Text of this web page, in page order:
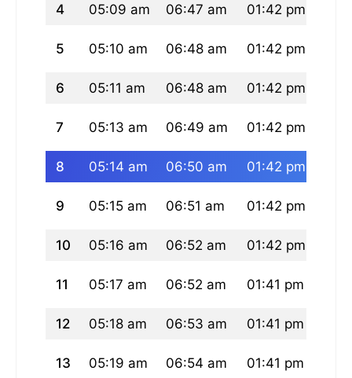
4 05:09 am 06:47 am 01:42 pm
5 05:10 am 06:48 am 01:42 pm
6 05:11 am 06:48 am 01:42 pm
7 05:13 am 06:49 am 01:42 pm
8 05:14 am 06:50 am 01:42 pm
9 05:15 am 06:51 am 01:42 pm
10 05:16 am 06:52 am 01:42 pm
11 05:17 am 06:52 am 01:41 pm
12 05:18 am 06:53 am 01:41 pm
13 05:19 am 06:54 am 01:41 pm